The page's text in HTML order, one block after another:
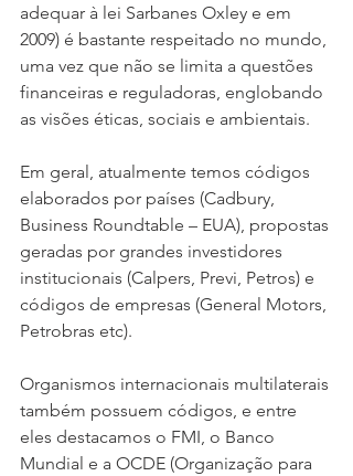
adequar à lei Sarbanes Oxley e em
2009) é bastante respeitado no mundo,
uma vez que não se limita a questões
financeiras e reguladoras, englobando
as visões éticas, sociais e ambientais.
Em geral, atualmente temos códigos
elaborados por países (Cadbury,
Business Roundtable – EUA), propostas
geradas por grandes investidores
institucionais (Calpers, Previ, Petros) e
códigos de empresas (General Motors,
Petrobras etc).
Organismos internacionais multilaterais
também possuem códigos, e entre
eles destacamos o FMI, o Banco
Mundial e a OCDE (Organização para